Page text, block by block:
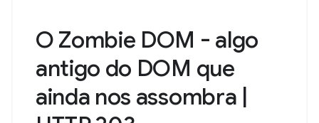
O Zombie DOM - algo
antigo do DOM que
ainda nos assombra |